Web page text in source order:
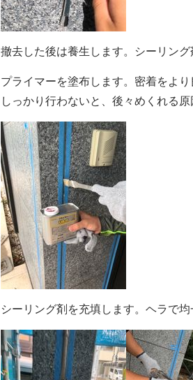
撤去した後は養生します。シーリン
プライマーを塗布します。 密着をよ
しっかり行わないと、後々めくれる
シーリング剤を充填します。ヘラで